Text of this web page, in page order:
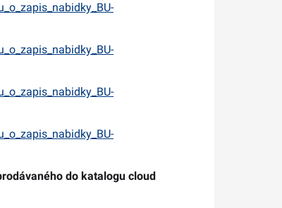
do katalogu cloud